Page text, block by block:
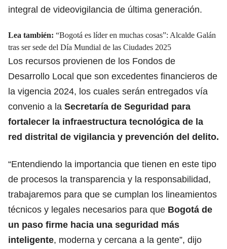
integral de videovigilancia de última generación.
Lea también: “Bogotá es líder en muchas cosas”: Alcalde Galán
tras ser sede del Día Mundial de las Ciudades 2025
Los recursos provienen de los Fondos de
Desarrollo Local que son excedentes financieros de
la vigencia 2024, los cuales serán entregados vía
convenio a la Secretaría de Seguridad para
fortalecer la infraestructura tecnológica de la
red distrital de vigilancia y prevención del delito.
“Entendiendo la importancia que tienen en este tipo
de procesos la transparencia y la responsabilidad,
trabajaremos para que se cumplan los lineamientos
técnicos y legales necesarios para que Bogotá de
un paso firme hacia una seguridad más
inteligente, moderna y cercana a la gente”, dijo